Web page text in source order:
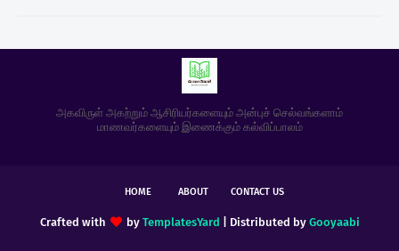
அகவிருள் அகற்றும் ஆசிரியர்களையும் அன்புச் செல்வங்களாம்
மாணவர்களையும் இணைக்கும் கல்விப்பாலம்
HOME ABOUT CONTACT US
Crafted with by TemplatesYard | Distributed by Gooyaabi